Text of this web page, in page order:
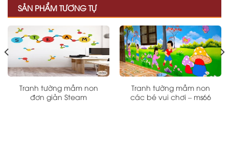
SẢN PHẨM TƯƠNG TỰ
Tranh tường mầm non
đơn giản Steam
Tranh tường mầm non
các bé vui chơi – ms66